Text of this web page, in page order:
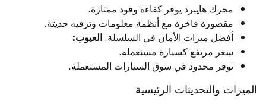
محرك هايبرد يوفر كفاءة وقود ممتازة.
مقصورة فاخرة مع أنظمة معلومات وترفيه حديثة.
أفضل ميزات الأمان في السلسلة. العيوب:
سعر مرتفع كسيارة مستعملة.
توفر محدود في سوق السيارات المستعملة.
الميزات والتحديثات الرئيسية